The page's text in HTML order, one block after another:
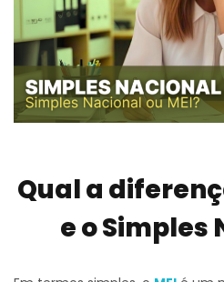
Qual a
e o Simples